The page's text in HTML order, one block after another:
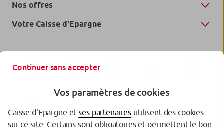
Nos offres
Votre Caisse d'Epargne
Continuer sans accepter
Vos paramètres de cookies
Caisse d'Epargne etses partenaires utilisent des cookies
sur ce site. Certains sont obligatoires et permettent le bon